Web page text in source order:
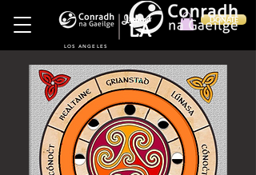
DONATE
LOS ANGELES
Ireland
LA
in